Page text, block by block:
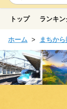
トップ ランキン
ホーム まちか